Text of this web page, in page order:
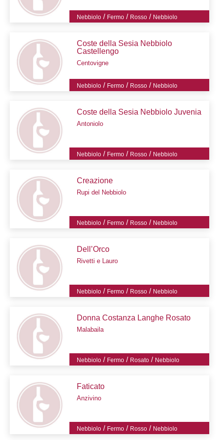
Nebbiolo / Fermo / Rosso / Nebbiolo
Coste della Sesia Nebbiolo
Castellengo
Centovigne
Nebbiolo / Fermo / Rosso / Nebbiolo
Coste della Sesia Nebbiolo Juvenia
Antoniolo
Nebbiolo / Fermo / Rosso / Nebbiolo
Creazione
Rupi del Nebbiolo
Nebbiolo / Fermo / Rosso / Nebbiolo
Dell’Orco
Rivetti e Lauro
Nebbiolo / Fermo / Rosso / Nebbiolo
Donna Costanza Langhe Rosato
Malabaila
Nebbiolo / Fermo / Rosato / Nebbiolo
Faticato
Anzivino
Nebbiolo / Fermo / Rosso / Nebbiolo